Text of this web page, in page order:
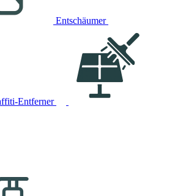
Entschäumer
Entferner